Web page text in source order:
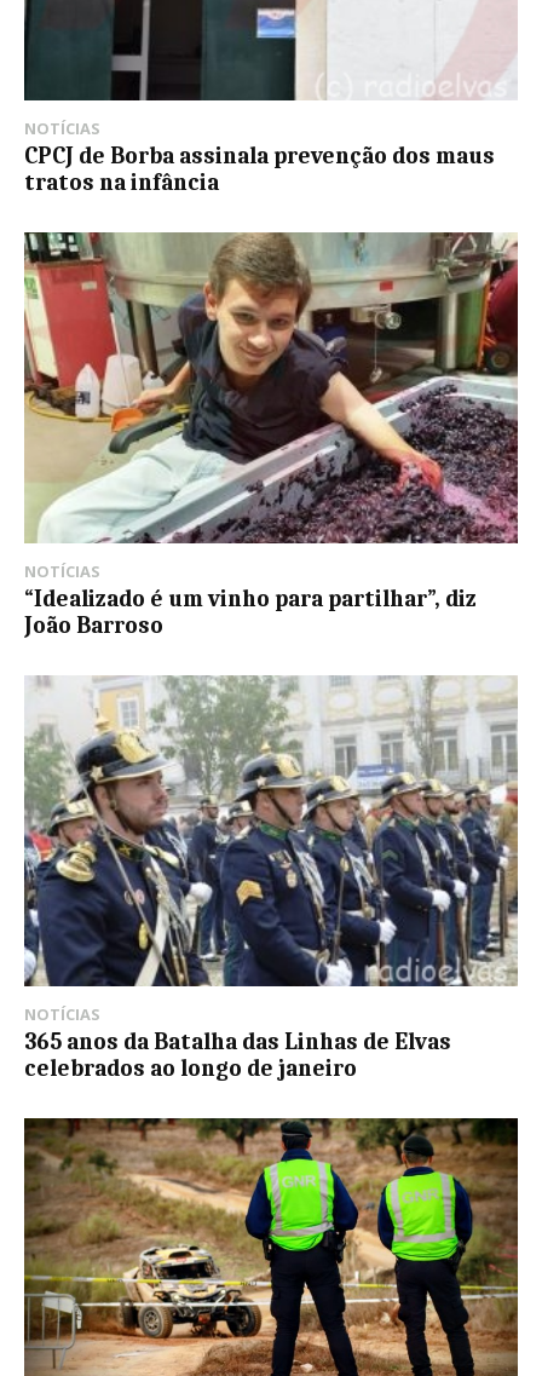
NOTÍCIAS
CPCJ de Borba assinala prevenção dos maus
tratos na infância
NOTÍCIAS
“Idealizado é um vinho para partilhar”, diz
João Barroso
NOTÍCIAS
365 anos da Batalha das Linhas de Elvas
celebrados ao longo de janeiro